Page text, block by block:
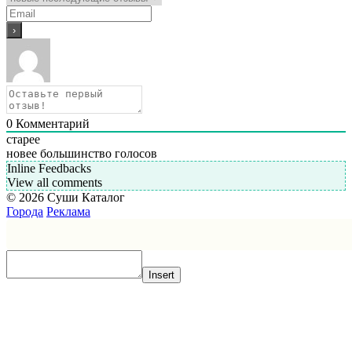
0 Комментарий
старее
новее большинство голосов
Inline Feedbacks
View all comments
© 2026 Суши Каталог
Города Реклама
Insert